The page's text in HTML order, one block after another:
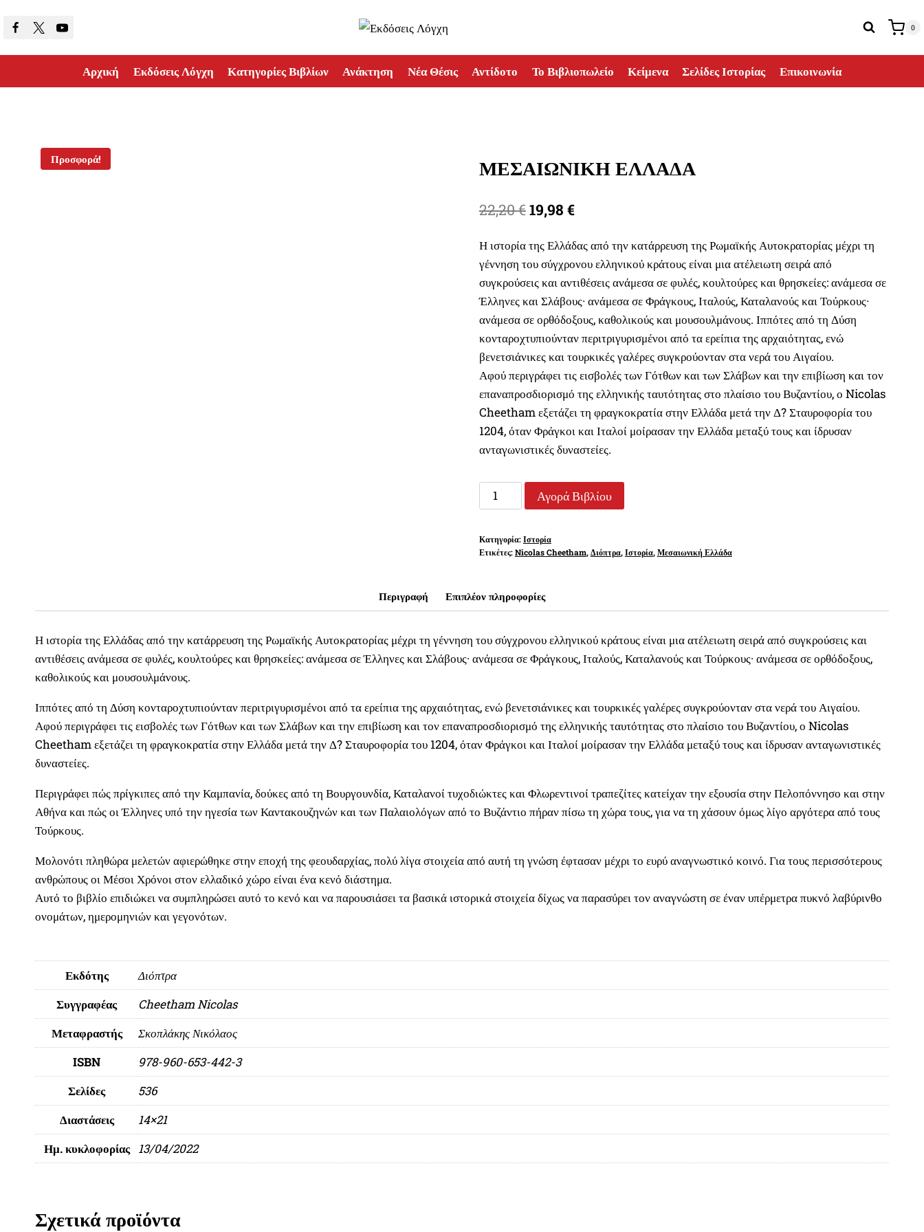
0
Αρχική Εκδόσεις Λόγχη Κατηγορίες Βιβλίων Ανάκτηση Νέα Θέσις Αντίδοτο Το Βιβλιοπωλείο Κείμενα Σελίδες Ιστορίας Επικοινωνία
Προσφορά! ΜΕΣΑΙΩΝΙΚΗ ΕΛΛΑΔΑ
22,20€Original
was:
22,20 €.
19,98 €Η
τιμή
είναι:
19,98 €.
Η ιστορία της Ελλάδας από την κατάρρευση της Ρωμαϊκής Αυτοκρατορίας μέχρι τη
γέννηση του σύγχρονου ελληνικού κράτους είναι μια ατέλειωτη σειρά από
συγκρούσεις και αντιθέσεις ανάμεσα σε φυλές, κουλτούρες και θρησκείες: ανάμεσα σε
Έλληνες και Σλάβους· ανάμεσα σε Φράγκους, Ιταλούς, Καταλανούς και Τούρκους·
ανάμεσα σε ορθόδοξους, καθολικούς και μουσουλμάνους. Ιππότες από τη Δύση
κονταροχτυπιούνταν περιτριγυρισμένοι από τα ερείπια της αρχαιότητας, ενώ
βενετσιάνικες και τουρκικές γαλέρες συγκρούονταν στα νερά του Αιγαίου.
Αφού περιγράφει τις εισβολές των Γότθων και των Σλάβων και την επιβίωση και τον
επαναπροσδιορισμό της ελληνικής ταυτότητας στο πλαίσιο του Βυζαντίου, ο Nicolas
Cheetham εξετάζει τη φραγκοκρατία στην Ελλάδα μετά την Δ? Σταυροφορία του
1204, όταν Φράγκοι και Ιταλοί μοίρασαν την Ελλάδα μεταξύ τους και ίδρυσαν
ανταγωνιστικές δυναστείες.
ΜΕΣΑΙΩΝΙΚΗ
ΕΛΛΑΔΑ
Αγορά Βιβλίου
Κατηγορία: Ιστορία
Ετικέτες: Nicolas Cheetham, Διόπτρα, Ιστορία, Μεσαιωνική Ελλάδα
Περιγραφή Επιπλέον πληροφορίες
Η ιστορία της Ελλάδας από την κατάρρευση της Ρωμαϊκής Αυτοκρατορίας μέχρι τη γέννηση του σύγχρονου ελληνικού κράτους είναι μια ατέλειωτη σειρά από συγκρούσεις και
αντιθέσεις ανάμεσα σε φυλές, κουλτούρες και θρησκείες: ανάμεσα σε Έλληνες και Σλάβους· ανάμεσα σε Φράγκους, Ιταλούς, Καταλανούς και Τούρκους· ανάμεσα σε ορθόδοξους,
καθολικούς και μουσουλμάνους.
Ιππότες από τη Δύση κονταροχτυπιούνταν περιτριγυρισμένοι από τα ερείπια της αρχαιότητας, ενώ βενετσιάνικες και τουρκικές γαλέρες συγκρούονταν στα νερά του Αιγαίου.
Αφού περιγράφει τις εισβολές των Γότθων και των Σλάβων και την επιβίωση και τον επαναπροσδιορισμό της ελληνικής ταυτότητας στο πλαίσιο του Βυζαντίου, ο Nicolas
Cheetham εξετάζει τη φραγκοκρατία στην Ελλάδα μετά την Δ? Σταυροφορία του 1204, όταν Φράγκοι και Ιταλοί μοίρασαν την Ελλάδα μεταξύ τους και ίδρυσαν ανταγωνιστικές
δυναστείες.
Περιγράφει πώς πρίγκιπες από την Καμπανία, δούκες από τη Βουργουνδία, Καταλανοί τυχοδιώκτες και Φλωρεντινοί τραπεζίτες κατείχαν την εξουσία στην Πελοπόννησο και στην
Αθήνα και πώς οι Έλληνες υπό την ηγεσία των Καντακουζηνών και των Παλαιολόγων από το Βυζάντιο πήραν πίσω τη χώρα τους, για να τη χάσουν όμως λίγο αργότερα από τους
Τούρκους.
Μολονότι πληθώρα μελετών αφιερώθηκε στην εποχή της φεουδαρχίας, πολύ λίγα στοιχεία από αυτή τη γνώση έφτασαν μέχρι το ευρύ αναγνωστικό κοινό. Για τους περισσότερους
ανθρώπους οι Μέσοι Χρόνοι στον ελλαδικό χώρο είναι ένα κενό διάστημα.
Αυτό το βιβλίο επιδιώκει να συμπληρώσει αυτό το κενό και να παρουσιάσει τα βασικά ιστορικά στοιχεία δίχως να παρασύρει τον αναγνώστη σε έναν υπέρμετρα πυκνό λαβύρινθο
ονομάτων, ημερομηνιών και γεγονότων.
Εκδότης
Διόπτρα
Συγγραφέας
Cheetham Nicolas
Μεταφραστής
Σκοπλάκης Νικόλαος
ISBN
978-960-653-442-3
Σελίδες
536
Διαστάσεις
14×21
Ημ. κυκλοφορίας 13/04/2022
Σχετικά προϊόντα